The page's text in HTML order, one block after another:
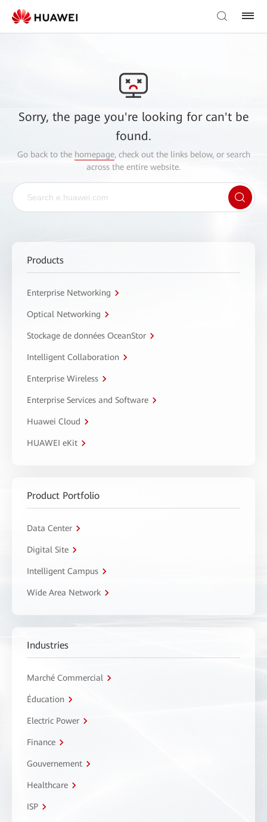
Sorry, the page you're looking for can't be
found.
Go back to the homepage, check out the links below, or search
across the entire website.
Products
Enterprise Networking
Optical Networking
Stockage de données OceanStor
Intelligent Collaboration
Enterprise Wireless
Enterprise Services and Software
Huawei Cloud
HUAWEI eKit
Product Portfolio
Data Center
Digital Site
Intelligent Campus
Wide Area Network
Industries
Marché Commercial
Éducation
Electric Power
Finance
Gouvernement
Healthcare
ISP